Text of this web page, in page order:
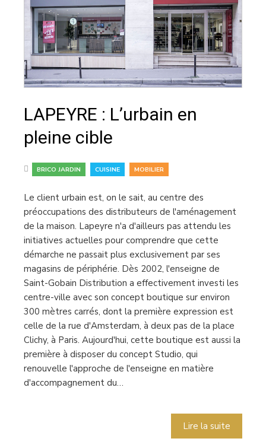
LAPEYRE : L’urbain en
pleine cible
BRICO JARDIN CUISINE MOBILIER
Le client urbain est, on le sait, au centre des
préoccupations des distributeurs de l'aménagement
de la maison. Lapeyre n'a d'ailleurs pas attendu les
initiatives actuelles pour comprendre que cette
démarche ne passait plus exclusivement par ses
magasins de périphérie. Dès 2002, l'enseigne de
Saint-Gobain Distribution a effectivement investi les
centre-ville avec son concept boutique sur environ
300 mètres carrés, dont la première expression est
celle de la rue d'Amsterdam, à deux pas de la place
Clichy, à Paris. Aujourd'hui, cette boutique est aussi la
première à disposer du concept Studio, qui
renouvelle l'approche de l'enseigne en matière
d'accompagnement du…
Lire la suite